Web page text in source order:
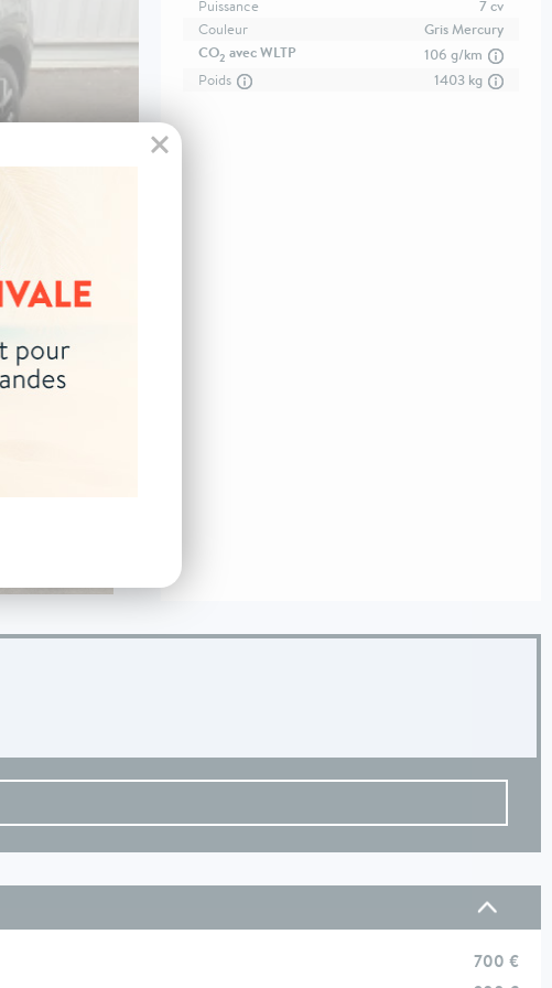
Puissance
7 cv
Couleur
Gris Mercury
CO2 avec WLTP
106 g/km
Poids
1403 kg
700 €